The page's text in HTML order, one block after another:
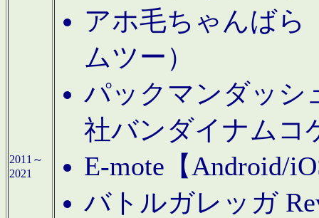
2011～
2021
アホ毛ちゃんばら
ムツー）
パックマンダッシ
社バンダイナムコ
E-mote【Android/
バトルガレッガ